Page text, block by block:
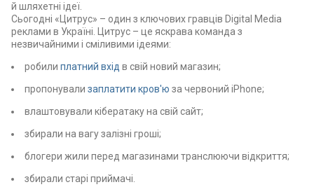
й шляхетні ідеї.
Сьогодні «Цитрус» – один з ключових гравців Digital Media
реклами в Україні. Цитрус – це яскрава команда з
незвичайними і сміливими ідеями:
робили платний вхід в свій новий магазин;
пропонували заплатити кров'ю за червоний iPhone;
влаштовували кібератаку на свій сайт;
збирали на вагу залізні гроші;
блогери жили перед магазинами транслюючи відкриття;
збирали старі приймачі.